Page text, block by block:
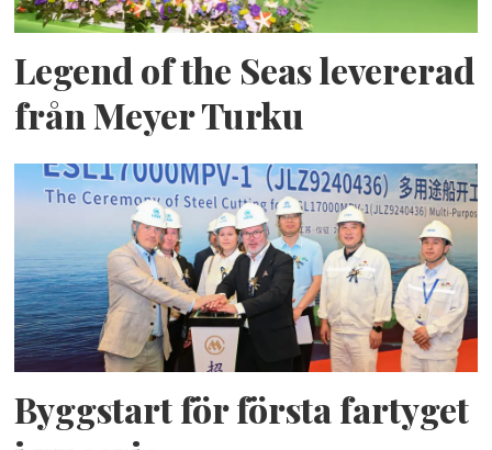
Legend of the Seas levererad
från Meyer Turku
Byggstart för första fartyget